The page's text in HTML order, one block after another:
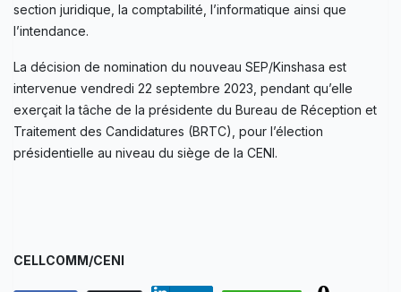
section juridique, la comptabilité, l’informatique ainsi que
l’intendance.
La décision de nomination du nouveau SEP/Kinshasa est
intervenue vendredi 22 septembre 2023, pendant qu’elle
exerçait la tâche de la présidente du Bureau de Réception et
Traitement des Candidatures (BRTC), pour l’élection
présidentielle au niveau du siège de la CENI.
CELLCOMM/CENI